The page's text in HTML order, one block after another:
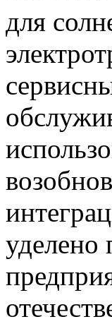
для
уделено